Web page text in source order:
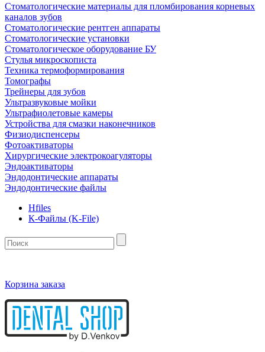
Стоматологические материалы для пломбирования корневых
каналов зубов
Стоматологические рентген аппараты
Стоматологические установки
Стоматологическое оборудование БУ
Стулья микроскописта
Техника термоформирования
Томографы
Трейнеры для зубов
Ультразвуковые мойки
Ультрафиолетовые камеры
Устройства для смазки наконечников
Физиодиспенсеры
Фотоактиваторы
Хирургические электрокоагуляторы
Эндоактиваторы
Эндодонтические аппараты
Эндодонтические файлы
Hfiles
К-Файлы (K-File)
Корзина заказа